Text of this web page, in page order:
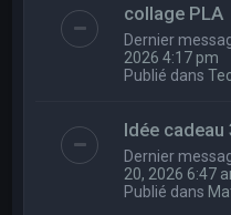
collage PLA
Dernier
2026 4:17 pm
Publié dans
Idée
Dernier
20, 2026 6:47
Publié dans